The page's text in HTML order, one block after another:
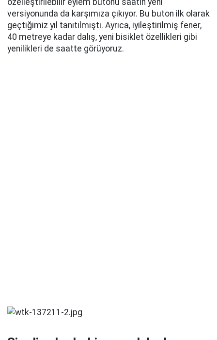
özelleştirilebilir eylem butonu saatin yeni
versiyonunda da karşımıza çıkıyor. Bu buton ilk olarak
geçtiğimiz yıl tanıtılmıştı. Ayrıca, iyileştirilmiş fener,
40 metreye kadar dalış, yeni bisiklet özellikleri gibi
yenilikleri de saatte görüyoruz.